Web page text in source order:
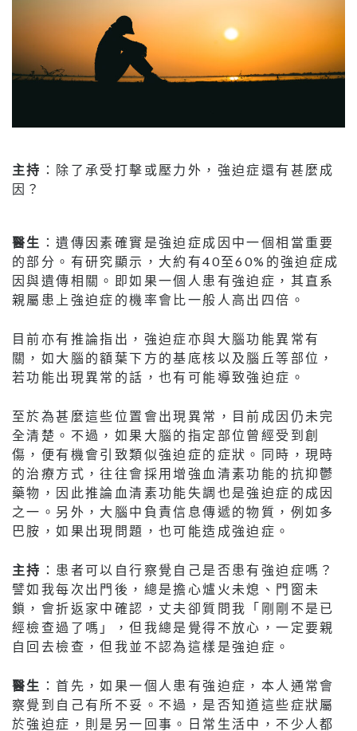
主持 ：除了承受打擊或壓力外，強迫症還有甚麼成
因？
醫生 ：遺傳因素確實是強迫症成因中一個相當重要
的部分。有研究顯示，大約有40至60%的強迫症成
因與遺傳相關。即如果一個人患有強迫症，其直系
親屬患上強迫症的機率會比一般人高出四倍。
目前亦有推論指出，強迫症亦與大腦功能異常有
關，如大腦的額葉下方的基底核以及腦丘等部位，
若功能出現異常的話，也有可能導致強迫症。
至於為甚麼這些位置會出現異常，目前成因仍未完
全清楚。不過，如果大腦的指定部位曾經受到創
傷，便有機會引致類似強迫症的症狀。同時，現時
的治療方式，往往會採用增強血清素功能的抗抑鬱
藥物，因此推論血清素功能失調也是強迫症的成因
之一。另外，大腦中負責信息傳遞的物質，例如多
巴胺，如果出現問題，也可能造成強迫症。
主持 ：患者可以自行察覺自己是否患有強迫症嗎？
譬如我每次出門後，總是擔心爐火未熄、門窗未
鎖，會折返家中確認，丈夫卻質問我「剛剛不是已
經檢查過了嗎」，但我總是覺得不放心，一定要親
自回去檢查，但我並不認為這樣是強迫症。
醫生 ：首先，如果一個人患有強迫症，本人通常會
察覺到自己有所不妥。不過，是否知道這些症狀屬
於強迫症，則是另一回事。日常生活中，不少人都